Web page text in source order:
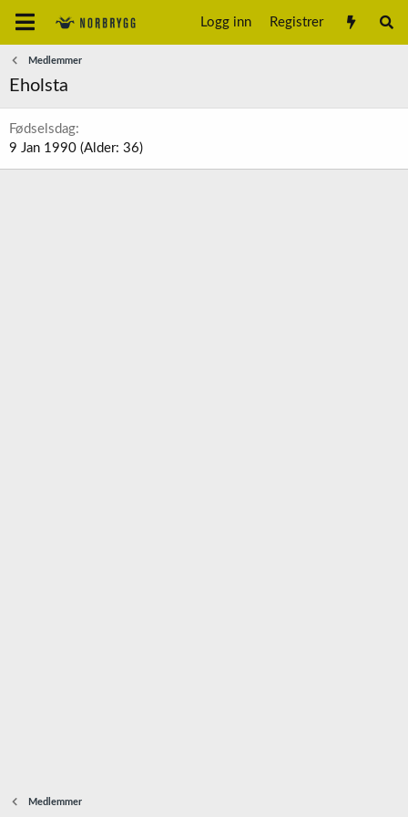
Logg inn Registrer
Medlemmer
Eholsta
Fødselsdag
9 Jan 1990 (Alder: 36)
Medlemmer